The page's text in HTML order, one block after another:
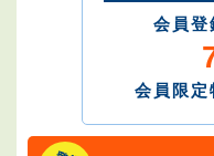
会員登
会員限定